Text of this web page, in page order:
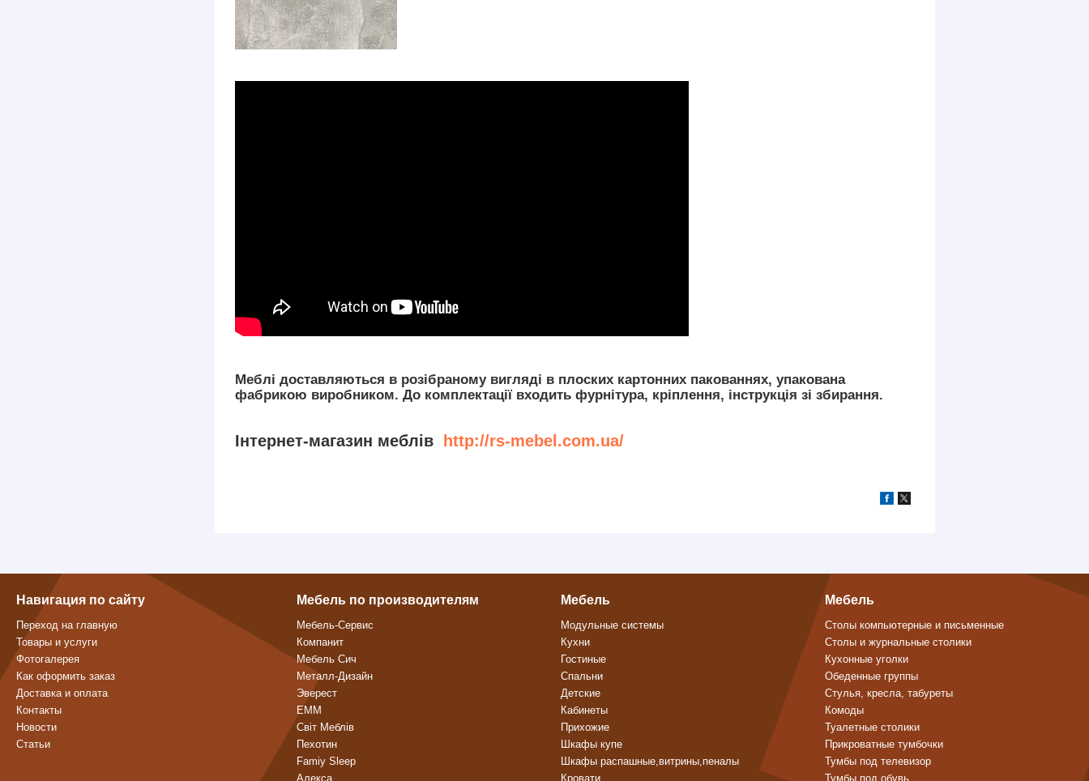
Меблі доставляються в розібраному вигляді в плоских картонних пакованнях, упакована
фабрикою виробником. До комплектації входить фурнітура, кріплення, інструкція зі збирання.
Інтернет-магазин меблів http://rs-mebel.com.ua/
Навигация по сайту
Переход на главную
Товары и услуги
Фотогалерея
Как оформить заказ
Доставка и оплата
Контакты
Новости
Статьи
Мебель по производителям
Мебель-Сервис
Компанит
Мебель Сич
Металл-Дизайн
Эверест
ЕММ
Світ Меблів
Пехотин
Famiy Sleep
Алекса
Мебель
Модульные системы
Кухни
Гостиные
Спальни
Детские
Кабинеты
Прихожие
Шкафы купе
Шкафы распашные,витрины,пеналы
Кровати
Мебель
Столы компьютерные и письменные
Столы и журнальные столики
Кухонные уголки
Обеденные группы
Стулья, кресла, табуреты
Комоды
Туалетные столики
Прикроватные тумбочки
Тумбы под телевизор
Тумбы под обувь